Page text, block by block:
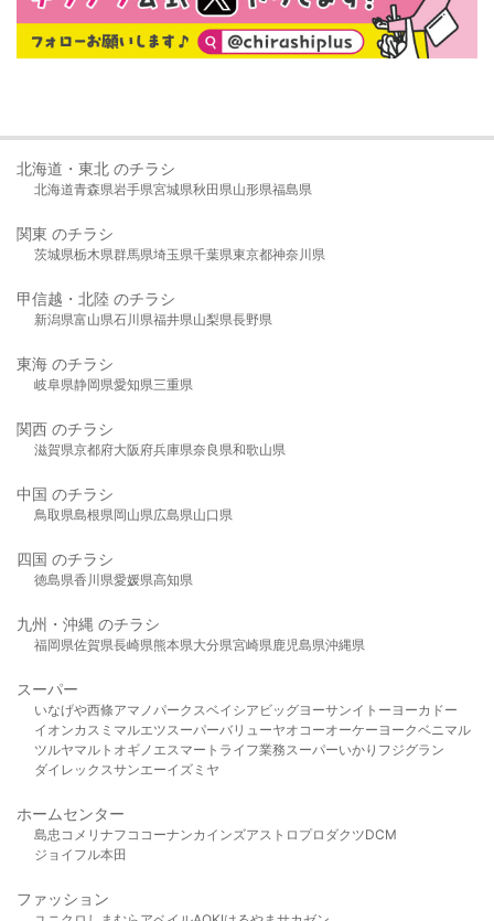
北海道・東北 のチラシ
北海道青森県岩手県宮城県秋田県山形県福島県
関東 のチラシ
茨城県栃木県群馬県埼玉県千葉県東京都神奈川県
甲信越・北陸 のチラシ
新潟県富山県石川県福井県山梨県長野県
東海 のチラシ
岐阜県静岡県愛知県三重県
関西 のチラシ
滋賀県京都府大阪府兵庫県奈良県和歌山県
中国 のチラシ
鳥取県島根県岡山県広島県山口県
四国 のチラシ
徳島県香川県愛媛県高知県
九州・沖縄 のチラシ
福岡県佐賀県長崎県熊本県大分県宮崎県鹿児島県沖縄県
スーパー
いなげや西條アマノパークスベイシア ビッグヨーサンイトーヨーカドー
イオンカスミ マルエツスーパーバリューヤオコーオーケー ヨークベニマル
ツルヤマルト オギノ エスマート ライフ業務スーパーいかり フジグラン
ダイレックスサンエーイズミヤ
ホームセンター
島忠 コメリ ナフコ コーナンカインズアストロプロダクツDCM
ジョイフル本田
ファッション